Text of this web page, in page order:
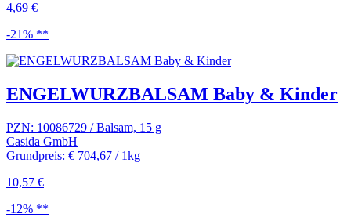
4,69 €
-21% **
ENGELWURZBALSAM Baby & Kinder
PZN: 10086729 / Balsam, 15 g
Casida GmbH
Grundpreis: € 704,67 / 1kg
10,57 €
-12% **